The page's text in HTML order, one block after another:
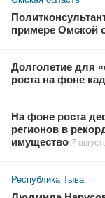
примере Омской
Долголетие для
роста на фоне
На фоне роста
регионов в
имущество 7
Республика Тыва